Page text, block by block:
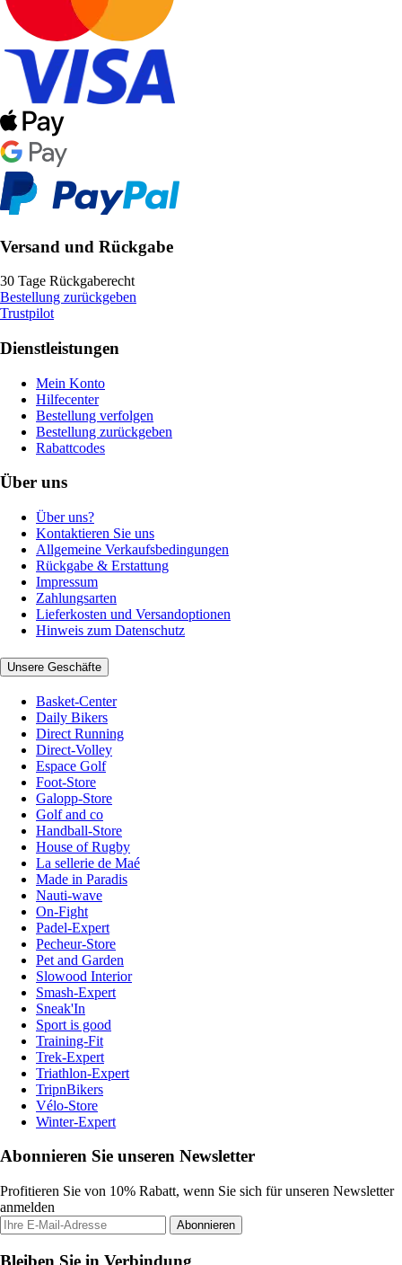
Versand und Rückgabe
30 Tage Rückgaberecht
Bestellung zurückgeben
Trustpilot
Dienstleistungen
Mein Konto
Hilfecenter
Bestellung verfolgen
Bestellung zurückgeben
Rabattcodes
Über uns
Über uns?
Kontaktieren Sie uns
Allgemeine Verkaufsbedingungen
Rückgabe & Erstattung
Impressum
Zahlungsarten
Lieferkosten und Versandoptionen
Hinweis zum Datenschutz
Unsere Geschäfte
Basket-Center
Daily Bikers
Direct Running
Direct-Volley
Espace Golf
Foot-Store
Galopp-Store
Golf and co
Handball-Store
House of Rugby
La sellerie de Maé
Made in Paradis
Nauti-wave
On-Fight
Padel-Expert
Pecheur-Store
Pet and Garden
Slowood Interior
Smash-Expert
Sneak'In
Sport is good
Training-Fit
Trek-Expert
Triathlon-Expert
TripnBikers
Vélo-Store
Winter-Expert
Abonnieren Sie unseren Newsletter
Profitieren Sie von 10% Rabatt, wenn Sie sich für unseren Newsletter
anmelden
Abonnieren
Bleiben Sie in Verbindung